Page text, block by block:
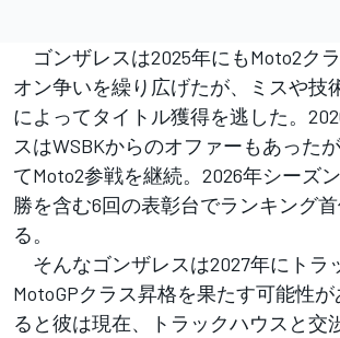
ゴンザレスは2025年にもMoto2ク
オン争いを繰り広げたが、ミスや技
によってタイトル獲得を逃した。
スはWSBKからのオファーもあった
てMoto2参戦を継続。2026年シーズ
勝を含む6回の表彰台でランキング
る。
そんなゴンザレスは2027年にトラ
MotoGPクラス昇格を果たす可能性
ると彼は現在、トラックハウスと交